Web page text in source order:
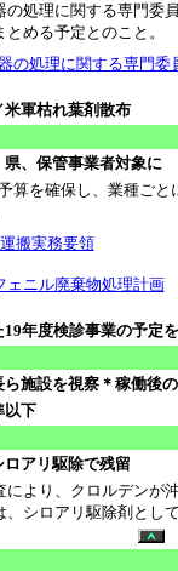
処理に関する専門委
める予定とのこと。
の処理に関する専門委
軍枯れ葉剤散布
、保管事業者対象に
算を確保し、業種ご
搬実務要領
ェニル廃棄物処理計画
年度検診事業の予定
施設を視察＊稼働後
以下
アリ駆除で残留
より、クロルデンが
シロアリ駆除剤とし